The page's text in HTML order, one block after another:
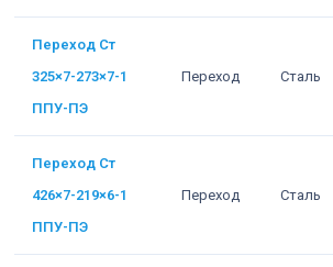
Переход Ст
325×7-273×7-1
ППУ-ПЭ
Переход Сталь
Переход Ст
426×7-219×6-1
ППУ-ПЭ
Переход Сталь